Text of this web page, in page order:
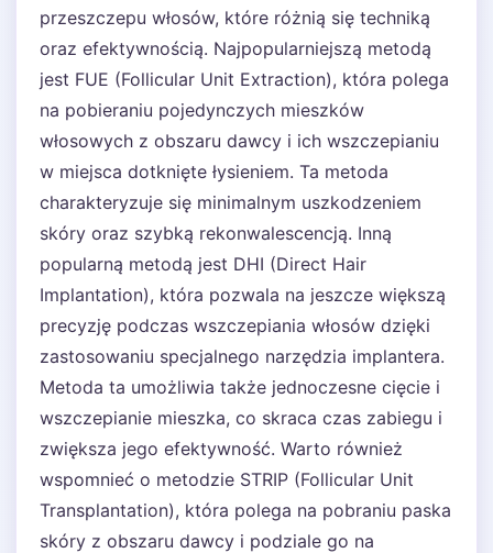
przeszczepu włosów, które różnią się techniką
oraz efektywnością. Najpopularniejszą metodą
jest FUE (Follicular Unit Extraction), która polega
na pobieraniu pojedynczych mieszków
włosowych z obszaru dawcy i ich wszczepianiu
w miejsca dotknięte łysieniem. Ta metoda
charakteryzuje się minimalnym uszkodzeniem
skóry oraz szybką rekonwalescencją. Inną
popularną metodą jest DHI (Direct Hair
Implantation), która pozwala na jeszcze większą
precyzję podczas wszczepiania włosów dzięki
zastosowaniu specjalnego narzędzia implantera.
Metoda ta umożliwia także jednoczesne cięcie i
wszczepianie mieszka, co skraca czas zabiegu i
zwiększa jego efektywność. Warto również
wspomnieć o metodzie STRIP (Follicular Unit
Transplantation), która polega na pobraniu paska
skóry z obszaru dawcy i podziale go na